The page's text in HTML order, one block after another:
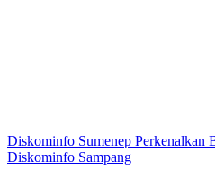
Diskominfo Sumenep Perkenalkan
Diskominfo Sampang